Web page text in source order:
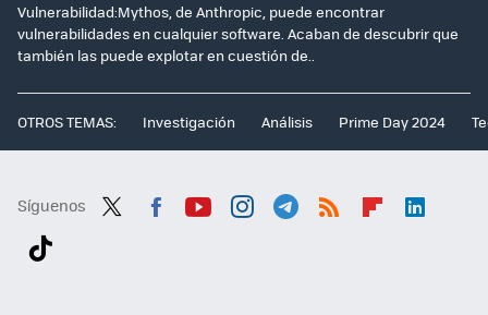
Vulnerabilidad:Mythos, de Anthropic, puede encontrar
vulnerabilidades en cualquier software. Acaban de descubrir que
también las puede explotar en cuestión de..
OTROS TEMAS: Investigación Análisis Prime Day 2024
Síguenos